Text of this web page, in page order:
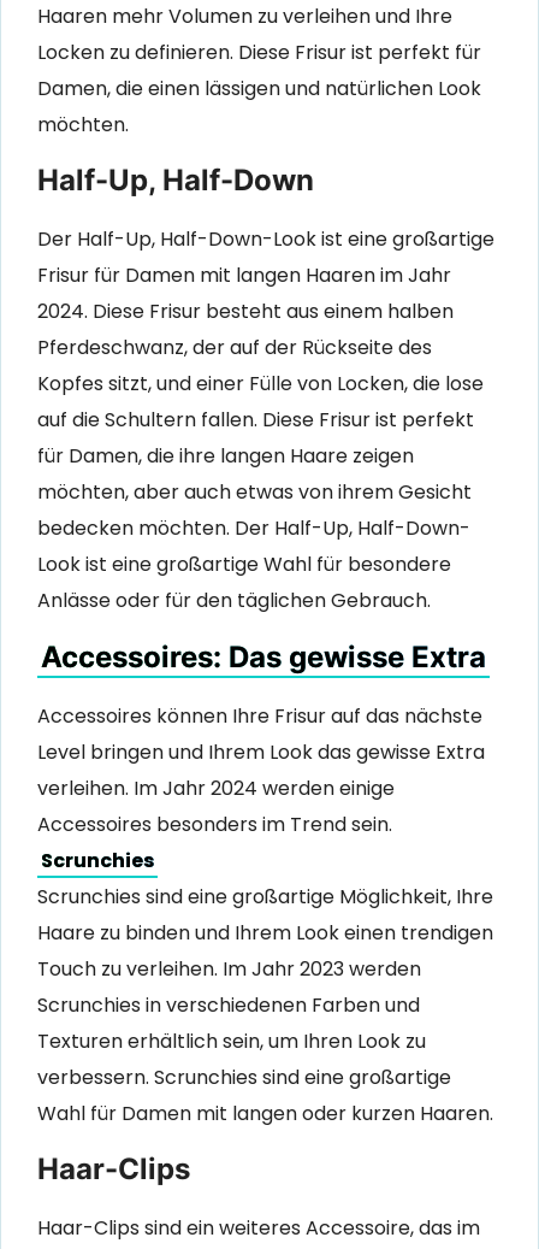
Haaren mehr Volumen zu verleihen und Ihre
Locken zu definieren. Diese Frisur ist perfekt für
Damen, die einen lässigen und natürlichen Look
möchten.
Half-Up, Half-Down
Der Half-Up, Half-Down-Look ist eine großartige
Frisur für Damen mit langen Haaren im Jahr
2024. Diese Frisur besteht aus einem halben
Pferdeschwanz, der auf der Rückseite des
Kopfes sitzt, und einer Fülle von Locken, die lose
auf die Schultern fallen. Diese Frisur ist perfekt
für Damen, die ihre langen Haare zeigen
möchten, aber auch etwas von ihrem Gesicht
bedecken möchten. Der Half-Up, Half-Down-
Look ist eine großartige Wahl für besondere
Anlässe oder für den täglichen Gebrauch.
Accessoires: Das gewisse Extra
Accessoires können Ihre Frisur auf das nächste
Level bringen und Ihrem Look das gewisse Extra
verleihen. Im Jahr 2024 werden einige
Accessoires besonders im Trend sein.
Scrunchies
Scrunchies sind eine großartige Möglichkeit, Ihre
Haare zu binden und Ihrem Look einen trendigen
Touch zu verleihen. Im Jahr 2023 werden
Scrunchies in verschiedenen Farben und
Texturen erhältlich sein, um Ihren Look zu
verbessern. Scrunchies sind eine großartige
Wahl für Damen mit langen oder kurzen Haaren.
Haar-Clips
Haar-Clips sind ein weiteres Accessoire, das im